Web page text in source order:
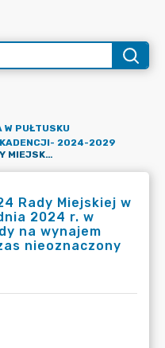
W PUŁTUSKU
2024-2029
UCHWAŁA NR XIV/113/2024 RADY MIEJSKIEJ W PUŁTUSKU Z DNIA 30 GRUDNIA 2024 R. W SPRAWIE WYRAŻENIA ZGODY NA WYNAJEM LOKALI UŻYTKOWYCH NA CZAS NIEOZNACZONY
Rady Miejskiej w
2024 r. w
na wynajem
nieoznaczony